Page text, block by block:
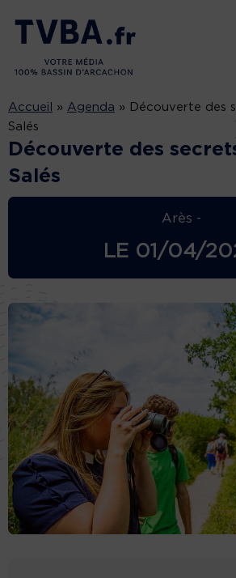
Accueil » Agenda »
Découverte des
Salés
Découverte des
Salés
Arès -
LE 01/04/